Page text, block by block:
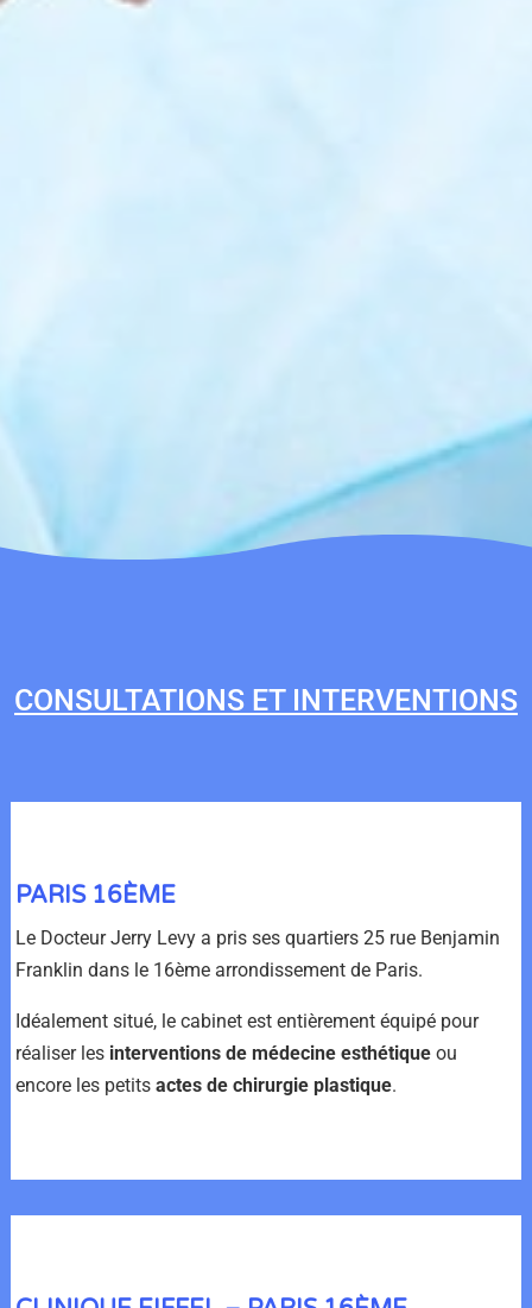
CONSULTATIONS ET INTERVENTIONS
PARIS 16ÈME
Le Docteur Jerry Levy a pris ses quartiers 25 rue Benjamin
Franklin dans le 16ème arrondissement de Paris.
Idéalement situé, le cabinet est entièrement équipé pour
réaliser les interventions de médecine esthétique ou
encore les petitsactes de chirurgie plastique.